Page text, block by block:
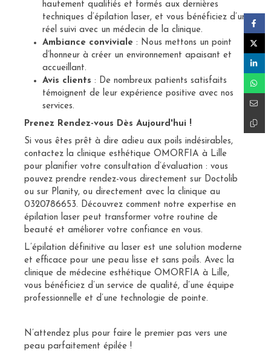
hautement qualifiés et formés aux dernières
techniques d’épilation laser, et vous bénéficiez d’un
réel suivi avec un médecin de la clinique.
Ambiance conviviale : Nous mettons un point
d’honneur à créer un environnement apaisant et
accueillant.
Avis clients : De nombreux patients satisfaits
témoignent de leur expérience positive avec nos
services.
Prenez Rendez-vous Dès Aujourd'hui !
Si vous êtes prêt à dire adieu aux poils indésirables,
contactez la clinique esthétique OMORFIA à Lille
pour planifier votre consultation d’évaluation : vous
pouvez prendre rendez-vous directement sur Doctolib
ou sur Planity, ou directement avec la clinique au
0320786653. Découvrez comment notre expertise en
épilation laser peut transformer votre routine de
beauté et améliorer votre confiance en vous.
L’épilation définitive au laser est une solution moderne
et efficace pour une peau lisse et sans poils. Avec la
clinique de médecine esthétique OMORFIA à Lille,
vous bénéficiez d’un service de qualité, d’une équipe
professionnelle et d’une technologie de pointe.
N’attendez plus pour faire le premier pas vers une
peau parfaitement épilée !